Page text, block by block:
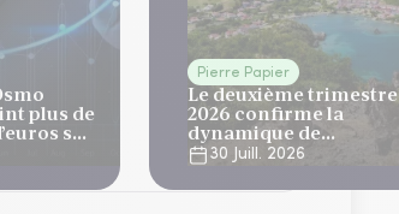
plus de
sur
Pierre Papier
Le deuxième trimestre
2026 confirme la
dynamique de
développement
d'Elevation Tertiom
30 Juill. 2026